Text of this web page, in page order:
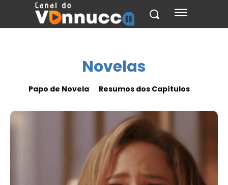
Novelas
Papo de Novela Resumos dos Capítulos